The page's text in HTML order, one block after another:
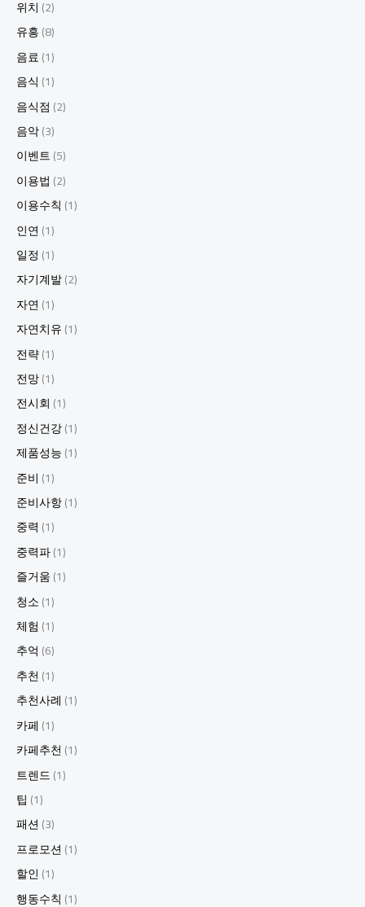
위치 (2)
유흥(8)
음료(1)
음식 (1)
음식점 (2)
음악(3)
이벤트(5)
이용법 (2)
이용수칙 (1)
인연(1)
일정 (1)
자기계발(2)
자연(1)
자연치유(1)
전략(1)
전망(1)
전시회 (1)
정신건강(1)
제품성능(1)
준비 (1)
준비사항(1)
중력 (1)
중력파(1)
즐거움(1)
청소(1)
체험 (1)
추억 (6)
추천(1)
추천사례 (1)
카페 (1)
카페추천(1)
트렌드(1)
팁 (1)
패션(3)
프로모션(1)
할인(1)
행동수칙 (1)